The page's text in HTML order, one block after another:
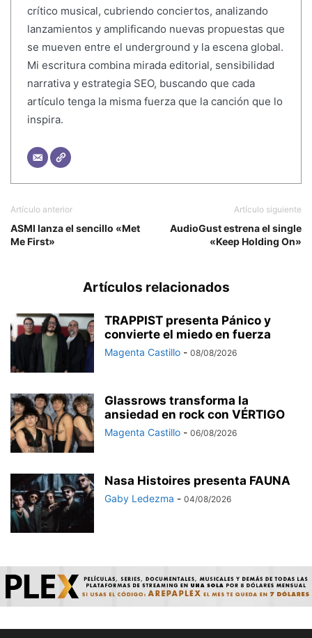
crítico musical, cubriendo conciertos, analizando
lanzamientos y amplificando nuevas propuestas que
se mueven entre el underground y la escena global.
Mi escritura combina mirada editorial, sensibilidad
narrativa y estrategia SEO, buscando que cada
artículo tenga la misma fuerza que la canción que lo
inspira.
Artículo anterior
ASMI lanza el sencillo «Met
Me First»
Artículo siguiente
AudioGust estrena el single
«Keep Holding On»
Artículos relacionados
TRAPPIST presenta Pánico y
convierte el miedo en fuerza
Magenta Castillo - 08/08/2026
Glassrows transforma la
ansiedad en rock con VÉRTIGO
Magenta Castillo - 06/08/2026
Nasa Histoires presenta FAUNA
Gaby Ledezma - 04/08/2026